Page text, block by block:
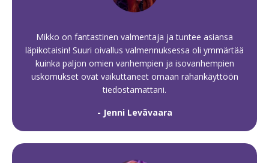
Mikko on fantastinen valmentaja ja tuntee asiansa
läpikotaisin! Suuri oivallus valmennuksessa oli ymmärtää
kuinka paljon omien vanhempien ja isovanhempien
uskomukset ovat vaikuttaneet omaan rahankäyttöön
tiedostamattani.
- Jenni Levävaara